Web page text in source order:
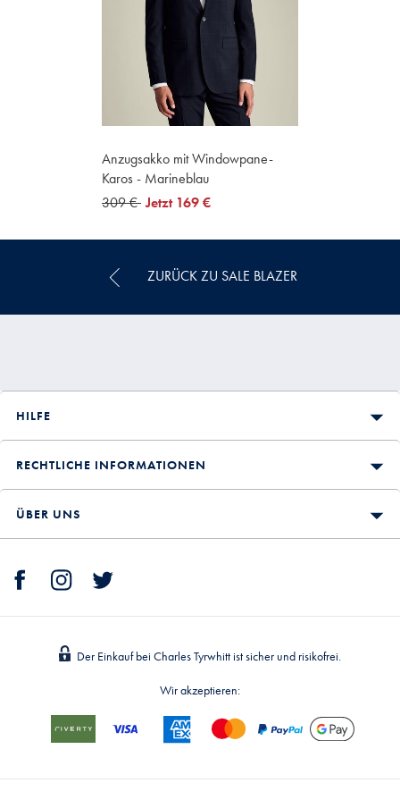
Anzugsakko mit Windowpane-
Karos - Marineblau
was
€
309 € now
€
Jetzt 169 €
ZURÜCK ZU SALE BLAZER
HILFE
RECHTLICHE INFORMATIONEN
ÜBER UNS
Der Einkauf bei Charles Tyrwhitt ist sicher und risikofrei.
Wir akzeptieren: